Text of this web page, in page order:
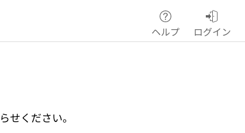
ヘルプ ログイン
せください。